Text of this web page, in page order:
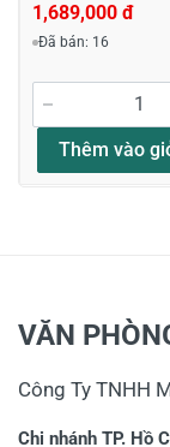
1,689,000 đ
Đã bán: 16
Thêm vào
VĂN
Công Ty TNHH
Chi nhánh TP. Hồ